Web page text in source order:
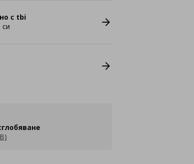
с tbi
си